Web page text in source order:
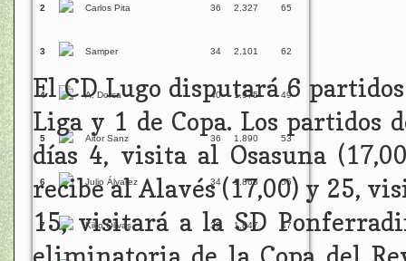
2 Carlos Pita 36 2.327 65
3 Samper 34 2.101 62
4 A. Dorca 40 1.975 49
5 Aitor Sanz 36 1.890 53
6 Julio Álvarez 34 1.866 55
7 Kiko Olivas 39 1.847 47
El CD Lugo disputará 6
Liga y 1 de Copa. Los partidos
días 4, visita al Osasuna
recibe al Alavés (17,00) y 25,
15, visitará a la SD
eliminatoria de la Copa del